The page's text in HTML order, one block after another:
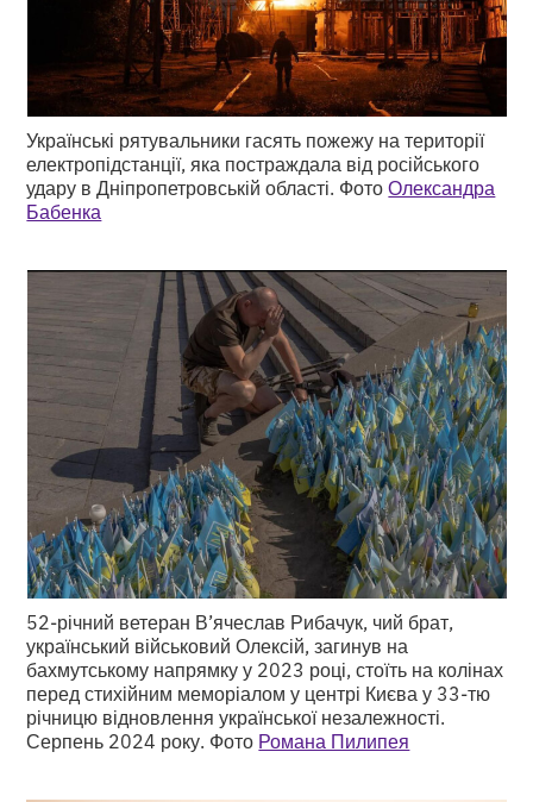
Українські рятувальники гасять пожежу на території
електропідстанції, яка постраждала від російського
удару в Дніпропетровській області. ФотоОлександра
Бабенка
52-річний ветеран В’ячеслав Рибачук, чий брат,
український військовий Олексій, загинув на
бахмутському напрямку у 2023 році, стоїть на колінах
перед стихійним меморіалом у центрі Києва у 33-тю
річницю відновлення української незалежності.
Серпень 2024 року. Фото Романа Пилипея